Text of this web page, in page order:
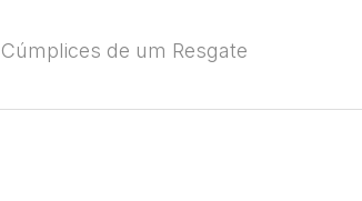
de um Resgate